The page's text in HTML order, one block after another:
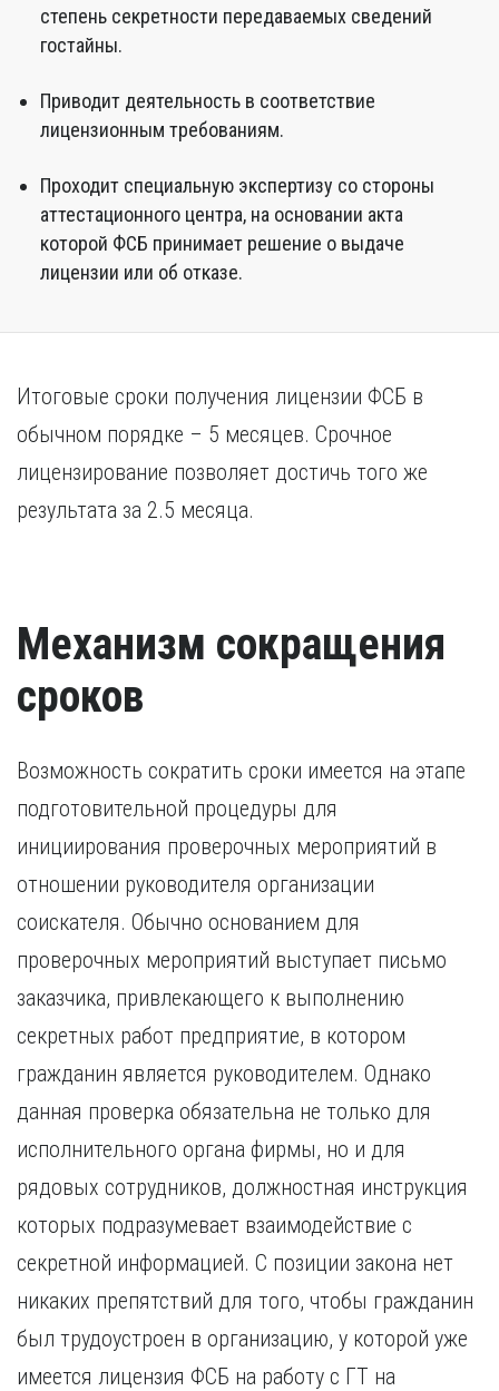
степень секретности передаваемых сведений
гостайны.
Приводит деятельность в соответствие
лицензионным требованиям.
Проходит специальную экспертизу со стороны
аттестационного центра, на основании акта
которой ФСБ принимает решение о выдаче
лицензии или об отказе.
Итоговые сроки получения лицензии ФСБ в
обычном порядке – 5 месяцев. Срочное
лицензирование позволяет достичь того же
результата за 2.5 месяца.
Механизм сокращения
сроков
Возможность сократить сроки имеется на этапе
подготовительной процедуры для
инициирования проверочных мероприятий в
отношении руководителя организации
соискателя. Обычно основанием для
проверочных мероприятий выступает письмо
заказчика, привлекающего к выполнению
секретных работ предприятие, в котором
гражданин является руководителем. Однако
данная проверка обязательна не только для
исполнительного органа фирмы, но и для
рядовых сотрудников, должностная инструкция
которых подразумевает взаимодействие с
секретной информацией. С позиции закона нет
никаких препятствий для того, чтобы гражданин
был трудоустроен в организацию, у которой уже
имеется лицензия ФСБ на работу с ГТ на